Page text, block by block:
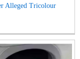
Alleged Tricolour